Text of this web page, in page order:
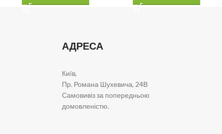
АДРЕСА
Київ,
Пр. Романа Шухевича, 24В
Самовивіз за попередньою
домовленістю.